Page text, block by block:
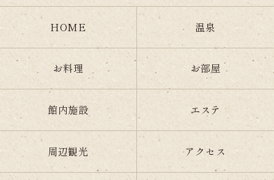
HOME 温泉
お料理 お部屋
館内施設 エステ
周辺観光 アクセス